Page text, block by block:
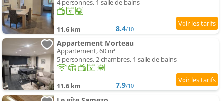
4 personnes, 1 salle de bains
11.6 km 8.4/10
Appartement Morteau
Appartement, 60 m²
5 personnes, 2 chambres, 1 salle de bains
11.6 km 7.9/10